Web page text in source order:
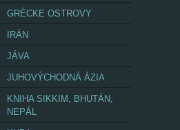
GRÉCKE OSTROVY
IRÁN
JÁVA
JUHOVÝCHODNÁ ÁZIA
KNIHA SIKKIM, BHUTÁN,
NEPÁL